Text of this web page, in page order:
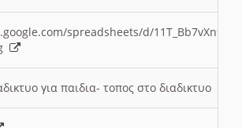
spreadsheets/d/
για παιδια- τοπος στο διαδικτυο